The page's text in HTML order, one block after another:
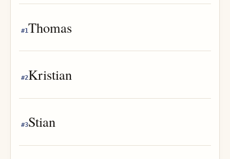
#1Thomas
#2Kristian
#3Stian